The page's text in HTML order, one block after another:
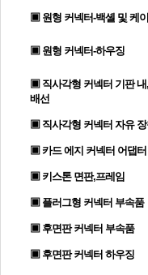
▣ 원형 커넥터-백셸 및 케
▣ 원형 커넥터-하우징
▣ 직사각형 커넥터 기판 내
배선
▣ 직사각형 커넥터 자유
▣ 카드 에지 커넥터 어댑터
▣ 키스톤 면판,프레임
▣ 플러그형 커넥터 부속품
▣ 후면판 커넥터 부속품
▣ 후면판 커넥터 하우징